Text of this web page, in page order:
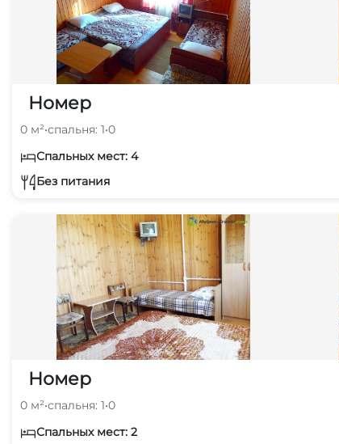
Номер
0 м²•спальня: 1•0
Спальных мест: 4
Без питания
Номер
0 м²•спальня: 1•0
Спальных мест: 2